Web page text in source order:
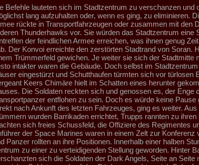
Befehle lauteten sich im Stadtzentrum zu verschanzen und
lang aufzuhalten oder, wenn es ging, zu eliminieren.
rückte in Transportfahrzeugen oder zusammen mit den
Thunderhawks vor. Sie würden das Stadtzentrum eine
der feindlichen Armee erreichen, was ihnen genug
Der Konvoi erreichte den zerstörten Stadtrand von Soran.
Trümmerfeld gewichen. Je weiter sie sich der Stadtmitte
intakter waren die Gebäude. Doch selbst im
eingestürzt und Schutthaufen türmten sich vor türlosen
Keers Chimäre hielt im Schatten eines herunter
Die Soldaten reckten sich und genossen es, der Enge
entflohen zu sein. Doch es würde keine Pause
nach Ankunft des letzten Fahrzeuges, ging es weiter.
wurden Barrikaden errichtet, Trupps rannten zu ihren
sich freies Schussfeld, die Offiziere des Regimentes
der Space Marines waren in einem Zelt zur Konferenz
Panzer rollten an ihre Positionen. Innerhalb einer halben
zu einer zu verteidigenden Stellung geworden. Hinter
sich die Soldaten der Dark Angels, Seite an Seite